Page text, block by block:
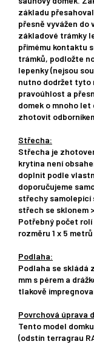
základu
přesně vyvážen do
základové trámky
přímému kontaktu
trámků, podložte
lepenky (nejsou
nutno dodržet tyto
pravoúhlost a
domek o mnoho
zhotovit
Střecha:
Střecha je
krytina není
doplnit podle
doporučujeme
střechy samolepící
střech se sklonem
Potřebný počet
rozměru 1 x 5
Podlaha:
Podlaha se skládá
mm s pérem a
tlakově
Povrchová úprava
Tento model
(odstín terragrau